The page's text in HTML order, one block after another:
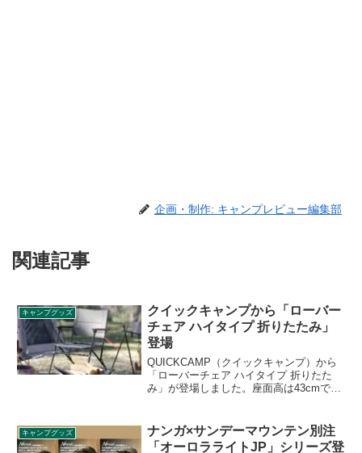
企画・制作: キャンプレビュー編集部
関連記事
キャンプグッズ
クイックキャンプから「ローバー
チェア ハイタイプ 折りたたみ」
登場
QUICKCAMP（クイックキャンプ）から
「ローバーチェア ハイタイプ 折りたた
み」が登場しました。座面高は43cmで身
詳細をレビューします。
キャンプグッズ
ナンガ×サンデーマウンテン別注
「オーロラライトJP」シリーズ登